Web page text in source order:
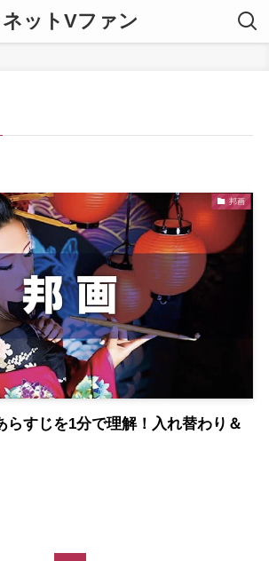
ネットVファン
邦画
らすじを1分で理解！入れ替わり＆